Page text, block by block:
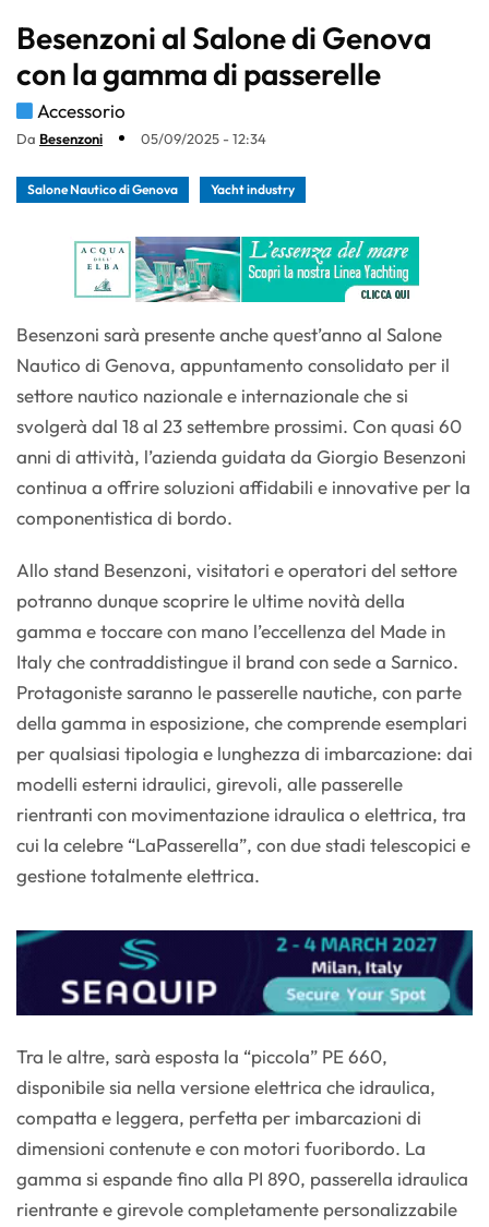
Besenzoni al Salone di Genova
con la gamma di passerelle
Accessorio
Da Besenzoni 05/09/2025 - 12:34
Salone Nautico di Genova Yacht industry
Besenzoni sarà presente anche quest’anno al Salone
Nautico di Genova, appuntamento consolidato per il
settore nautico nazionale e internazionale che si
svolgerà dal 18 al 23 settembre prossimi. Con quasi 60
anni di attività, l’azienda guidata da Giorgio Besenzoni
continua a offrire soluzioni affidabili e innovative per la
componentistica di bordo.
Allo stand Besenzoni, visitatori e operatori del settore
potranno dunque scoprire le ultime novità della
gamma e toccare con mano l’eccellenza del Made in
Italy che contraddistingue il brand con sede a Sarnico.
Protagoniste saranno le passerelle nautiche, con parte
della gamma in esposizione, che comprende esemplari
per qualsiasi tipologia e lunghezza di imbarcazione: dai
modelli esterni idraulici, girevoli, alle passerelle
rientranti con movimentazione idraulica o elettrica, tra
cui la celebre “LaPasserella”, con due stadi telescopici e
gestione totalmente elettrica.
Tra le altre, sarà esposta la “piccola” PE 660,
disponibile sia nella versione elettrica che idraulica,
compatta e leggera, perfetta per imbarcazioni di
dimensioni contenute e con motori fuoribordo. La
gamma si espande fino alla PI 890, passerella idraulica
rientrante e girevole completamente personalizzabile